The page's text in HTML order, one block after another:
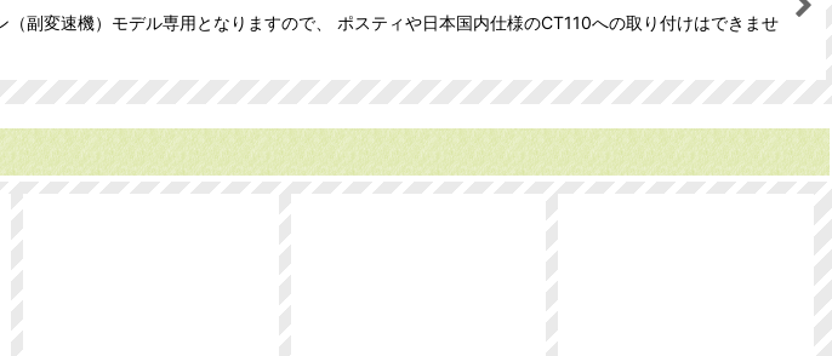
副変速機）モデル専用となりますので、 ポスティや日本国内仕様のCT110への取り付けはできませ